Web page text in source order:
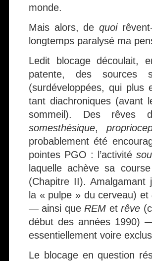
monde.
Mais alors, de quoi
longtemps paralysé ma
Ledit blocage découlait,
patente, des sources
(surdéveloppées, qui plus
tant diachroniques (avant
sommeil). Des rêves
somesthésique,
probablement été
pointes PGO : l’activité
laquelle achève sa
(Chapitre II).
la « pulpe » du cerveau) et
— ainsi que REM etrêve
début des années 1990)
essentiellement voire
Le blocage en question